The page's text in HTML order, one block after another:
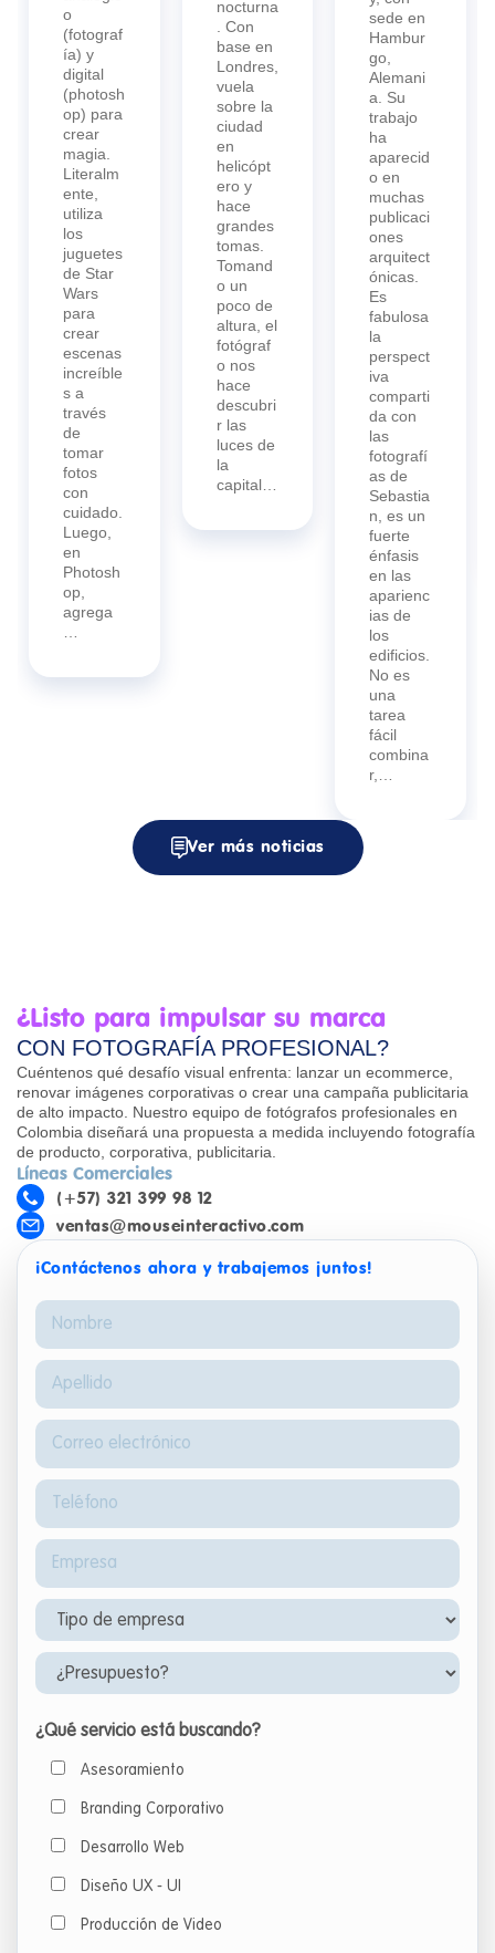
o
(fotograf
ía) y
digital
(photosh
op) para
crear
magia.
Literalm
ente,
utiliza
los
juguetes
de Star
Wars
para
crear
escenas
increíble
s a
través
de
tomar
fotos
con
cuidado.
Luego,
en
Photosh
op,
agrega
nocturna
. Con
base en
Londres,
vuela
sobre la
ciudad
en
helicópt
ero y
hace
grandes
tomas.
Tomand
o un
poco de
altura, el
fotógraf
o nos
hace
descubri
r las
luces de
la
capital…
sede en
Hambur
go,
Alemani
a. Su
trabajo
ha
aparecid
o en
muchas
publicaci
ones
arquitect
ónicas.
Es
fabulosa
la
perspect
iva
comparti
da con
las
fotografí
as de
Sebastia
n, es un
fuerte
énfasis
en las
aparienc
ias de
los
edificios.
No es
una
tarea
fácil
combina
r,…
Ver más noticias
¿Listo para impulsar su marca
CON FOTOGRAFÍA PROFESIONAL?
Cuéntenos qué desafío visual enfrenta: lanzar un ecommerce,
renovar imágenes corporativas o crear una campaña publicitaria
de alto impacto. Nuestro equipo de fotógrafos profesionales en
Colombia diseñará una propuesta a medida incluyendo fotografía
de producto, corporativa, publicitaria.
Líneas Comerciales
(+57) 321 399 98 12
ventas@mouseinteractivo.com
¡Contáctenos ahora y trabajemos juntos!
¿Qué servicio está buscando?
Asesoramiento
Branding Corporativo
Desarrollo Web
Diseño UX - UI
Producción de Video